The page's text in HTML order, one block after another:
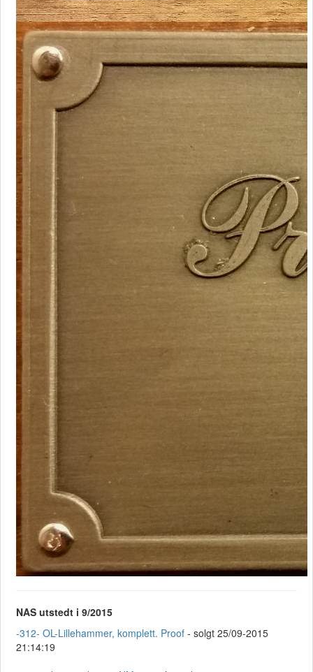
NAS utstedt i 9/2015
-312- OL-Lillehammer, komplett. Proof - solgt 25/09-2015
21:14:19